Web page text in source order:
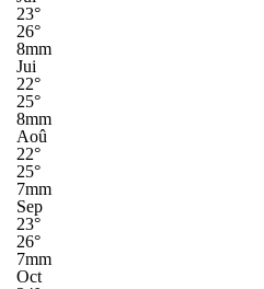
23°
26°
8mm
Jui
22°
25°
8mm
Aoû
22°
25°
7mm
Sep
23°
26°
7mm
Oct